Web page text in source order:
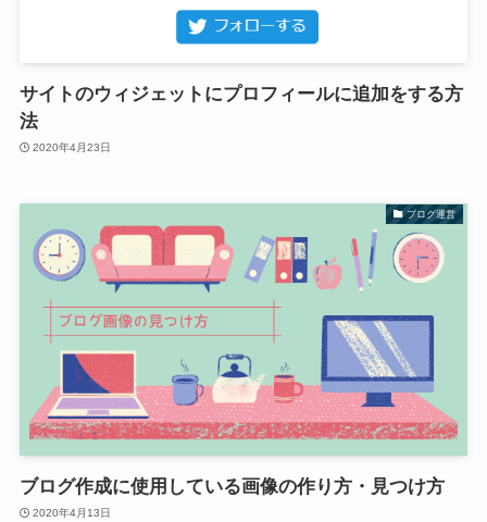
サイトのウィジェットにプロフィールに追加をする方
法
2020年4月23日
ブログ運営
ブログ作成に使用している画像の作り方・見つけ方
2020年4月13日